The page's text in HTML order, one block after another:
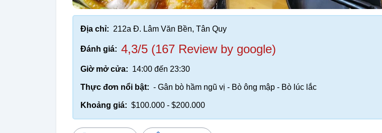
Địa chỉ: 212a Đ. Lâm Văn Bền, Tân Quy
Đánh giá: 4,3/5 (167 Review by google)
Giờ mở cửa: 14:00 đến 23:30
Thực đơn nổi bật: - Gân bò hầm ngũ vị - Bò ông mập - Bò lúc lắc
Khoảng giá: $100.000 - $200.000